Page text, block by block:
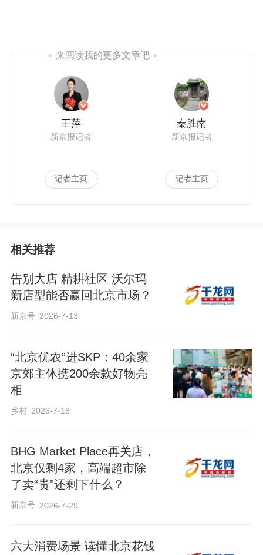
来阅读我的更多文章吧
王萍
新京报记者
记者主页
秦胜南
新京报记者
记者主页
相关推荐
告别大店 精耕社区 沃尔玛
新店型能否赢回北京市场？
新京号 2026-7-13
“北京优农”进SKP：40余家
京郊主体携200余款好物亮
相
乡村 2026-7-18
BHG Market Place再关店，
北京仅剩4家，高端超市除
了卖“贵”还剩下什么？
新京号 2026-7-29
六大消费场景 读懂北京花钱